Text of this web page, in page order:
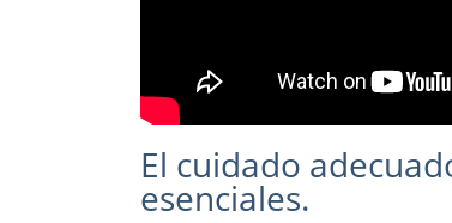
El cuidado
esenciales.